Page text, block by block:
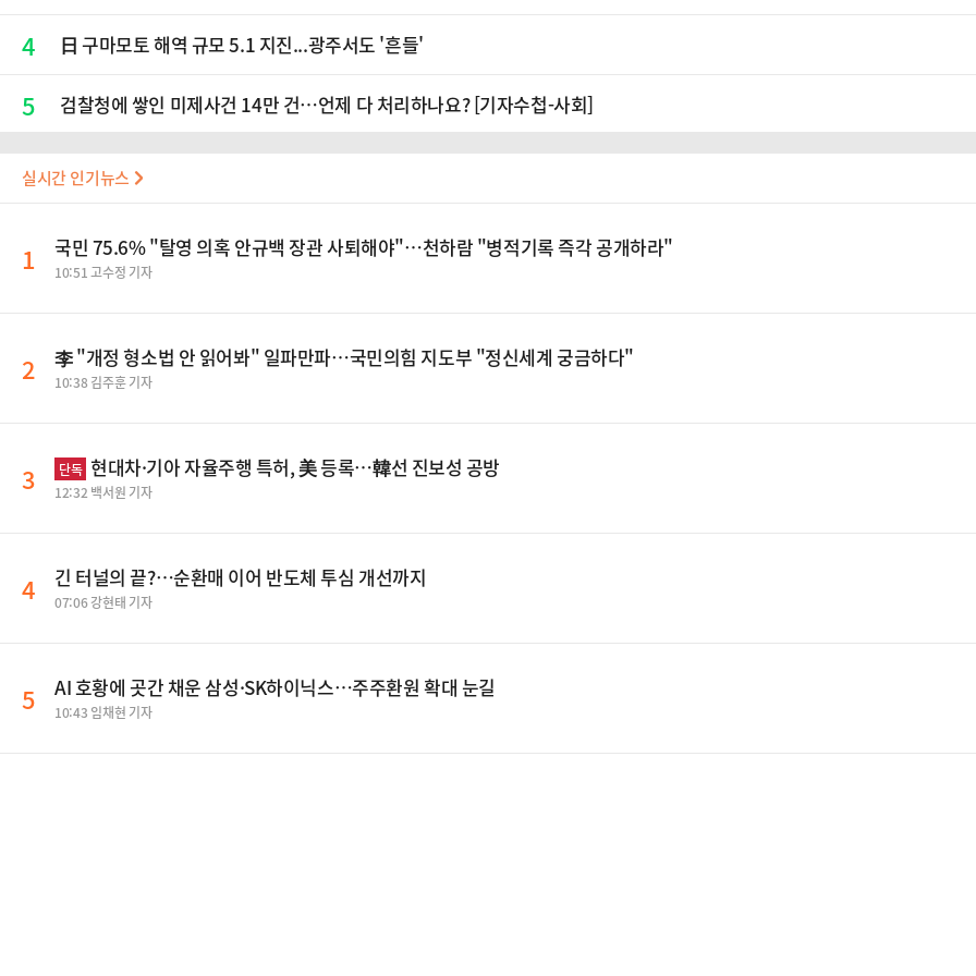
4
日 구마모토 해역 규모 5.1 지진...광주서도 '흔들'
5 검찰청에 쌓인 미제사건 14만 건…언제 다 처리하나요? [기자수첩-사회]
실시간 인기뉴스
1 국민 75.6% "탈영 의혹 안규백 장관 사퇴해야"…천하람 "병적기록 즉각 공개하라"
10:51 고수정 기자
2 李 "개정 형소법 안 읽어봐" 일파만파…국민의힘 지도부 "정신세계 궁금하다"
10:38 김주훈 기자
3 단독 현대차·기아 자율주행 특허, 美 등록…韓선 진보성 공방
12:32 백서원 기자
4 긴 터널의 끝?…순환매 이어 반도체 투심 개선까지
07:06 강현태 기자
5 AI 호황에 곳간 채운 삼성·SK하이닉스…주주환원 확대 눈길
10:43 임채현 기자